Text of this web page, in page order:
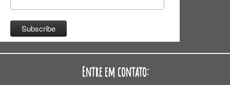
Entre em contato: